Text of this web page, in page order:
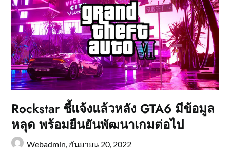
Rockstar ชี้แจ้งแล้วหลัง GTA6 มีข้อมูล
หลุด พร้อมยืนยันพัฒนาเกมต่อไป
Webadmin, กันยายน 20, 2022